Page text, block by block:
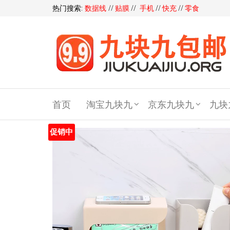
热门搜索: 数据线 // 贴膜// 手机//快充//零食
九包
邮,9
块9包
邮,9.9
官网
首页 淘宝九块九 京东九块九 九
促销中